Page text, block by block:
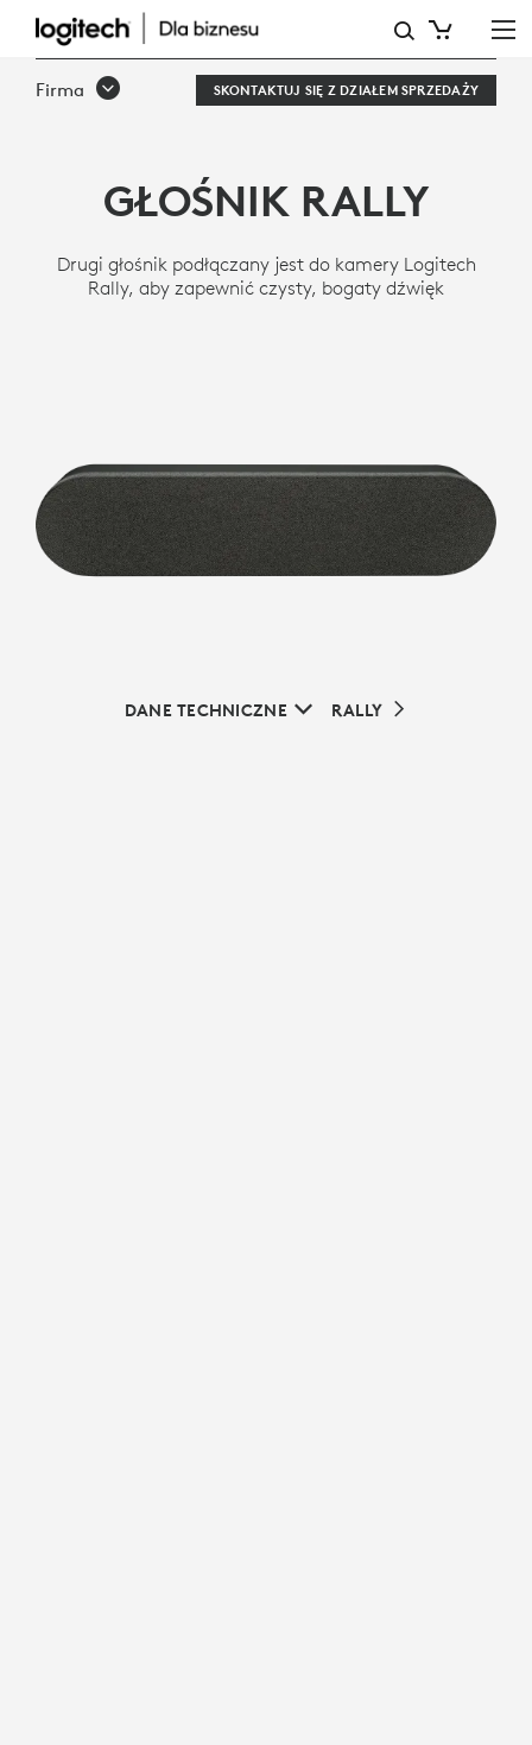
GŁOŚNIK
LOGITECH
Firma SKONTAKTUJ SIĘ Z DZIAŁEM SPRZEDAŻY
GŁOŚNIK RALLY
Drugi głośnik podłączany jest do kamery Logitech
Rally, aby zapewnić czysty, bogaty dźwięk
DANE TECHNICZNE RALLY